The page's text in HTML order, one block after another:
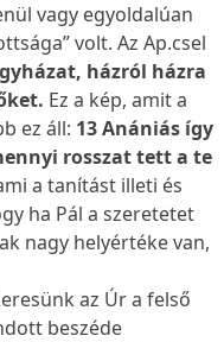
vagy egyoldalúan
volt. Az Ap.csel
házról házra
Ez a kép, amit a
ez áll: 13 Anániás így
rosszat tett a te
a tanítást illeti és
ha Pál a szeretetet
nagy helyértéke van,
az Úr a felső
beszéde